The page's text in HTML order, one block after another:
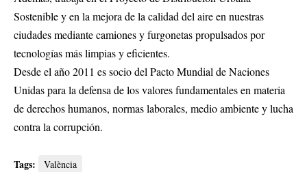
Sostenible y en la mejora de la calidad del aire en nuestras
ciudades mediante camiones y furgonetas propulsados por
tecnologías más limpias y eficientes.
Desde el año 2011 es socio del Pacto Mundial de Naciones
Unidas para la defensa de los valores fundamentales en materia
de derechos humanos, normas laborales, medio ambiente y lucha
contra la corrupción.
Tags: València